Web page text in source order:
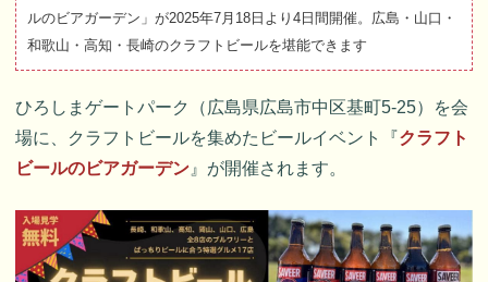
ルのビアガーデン」が2025年7月18日より4日間開催。広島・山口・
和歌山・高知・長崎のクラフトビールを堪能できます
ひろしまゲートパーク（広島県広島市中区基町5-25）を会
場に、クラフトビールを集めたビールイベント『クラフト
ビールのビアガーデン 』が開催されます。